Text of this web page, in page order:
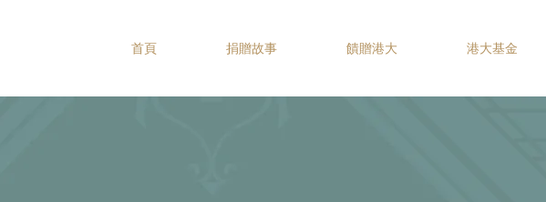
首頁 捐贈故事 饋贈港大 港大基金